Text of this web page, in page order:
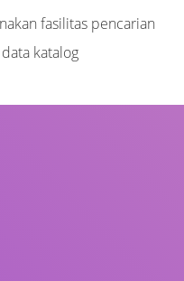
fasilitas pencarian
katalog